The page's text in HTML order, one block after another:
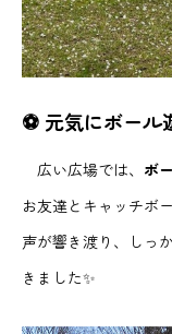
⚽️ 元気にボール
広い広場では、 ボ
お友達とキャッチボ
声が響き渡り、しっ
きました✨